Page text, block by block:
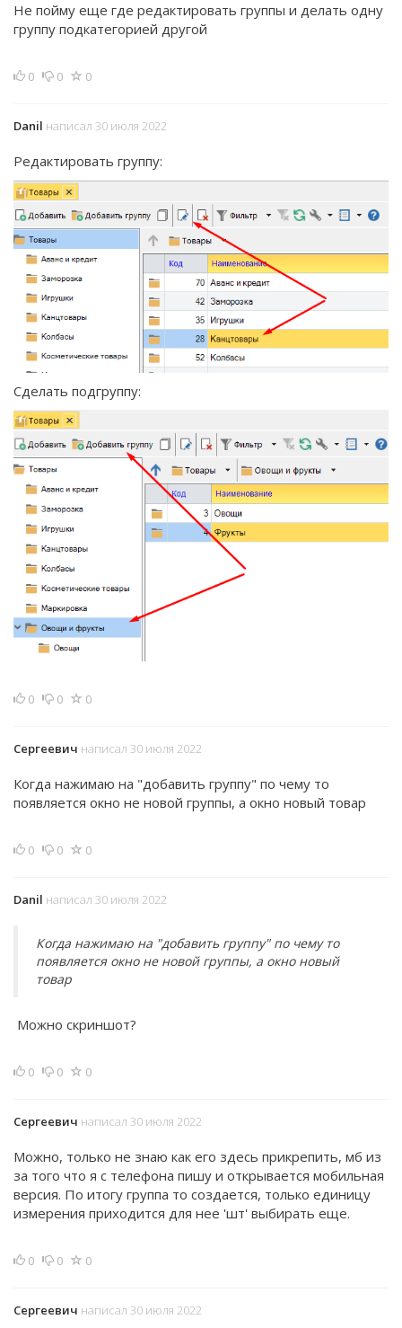
Не пойму еще где редактировать группы и делать одну
группу подкатегорией другой
0 0 0
Danil написал 30 июля 2022
Редактировать группу:
Сделать подгруппу:
0 0 0
Сергеевич написал 30 июля 2022
Когда нажимаю на "добавить группу" по чему то
появляется окно не новой группы, а окно новый товар
0 0 0
Danil написал 30 июля 2022
Когда нажимаю на "добавить группу" по чему то
появляется окно не новой группы, а окно новый
товар
Можно скриншот?
0 0 0
Сергеевич написал 30 июля 2022
Можно, только не знаю как его здесь прикрепить, мб из
за того что я с телефона пишу и открывается мобильная
версия. По итогу группа то создается, только единицу
измерения приходится для нее 'шт' выбирать еще.
0 0 0
Сергеевич написал 30 июля 2022